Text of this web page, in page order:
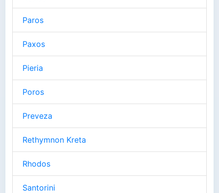
Paros
Paxos
Pieria
Poros
Preveza
Rethymnon Kreta
Rhodos
Santorini